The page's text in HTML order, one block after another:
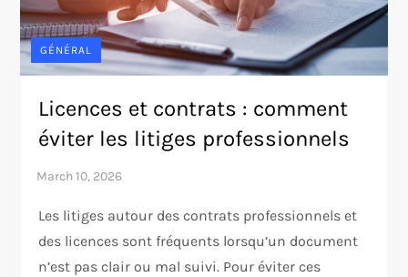
GÉNÉRAL
Licences et contrats : comment
éviter les litiges professionnels
Les litiges autour des contrats professionnels et
des licences sont fréquents lorsqu’un document
n’est pas clair ou mal suivi. Pour éviter ces